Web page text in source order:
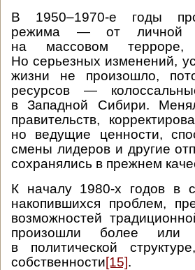
В 1950–1970-е годы
режима — от личной
на массовом терроре,
Но серьезных изменений,
жизни не произошло,
ресурсов —
в Западной Сибири.
правительств,
но ведущие ценности,
смены лидеров и другие
сохранялись в прежнем
К началу 1980-х годов в
накопившихся проблем,
возможностей
произошли более или
в политической
собственности[15].